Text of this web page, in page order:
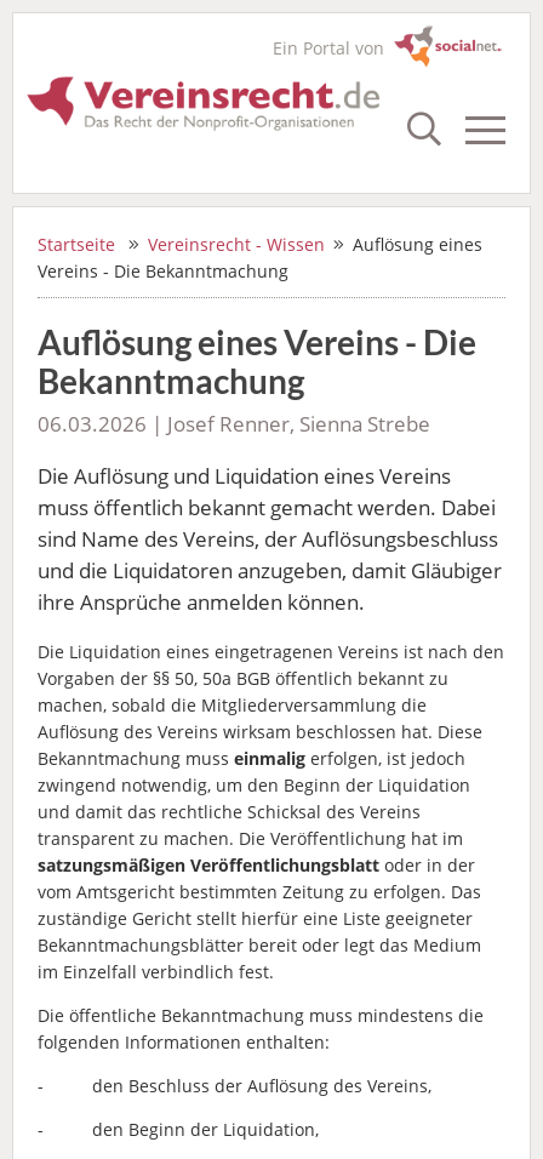
Ein Portal von
Startseite Vereinsrecht - Wissen
Auflösung eines
Vereins - Die Bekanntmachung
Auflösung eines Vereins - Die
Bekanntmachung
06.03.2026 | Josef Renner, Sienna Strebe
Die Auflösung und Liquidation eines Vereins
muss öffentlich bekannt gemacht werden. Dabei
sind Name des Vereins, der Auflösungsbeschluss
und die Liquidatoren anzugeben, damit Gläubiger
ihre Ansprüche anmelden können.
Die Liquidation eines eingetragenen Vereins ist nach den
Vorgaben der §§ 50, 50a BGB öffentlich bekannt zu
machen, sobald die Mitgliederversammlung die
Auflösung des Vereins wirksam beschlossen hat. Diese
Bekanntmachung muss einmalig erfolgen, ist jedoch
zwingend notwendig, um den Beginn der Liquidation
und damit das rechtliche Schicksal des Vereins
transparent zu machen. Die Veröffentlichung hat im
satzungsmäßigen Veröffentlichungsblatt oder in der
vom Amtsgericht bestimmten Zeitung zu erfolgen. Das
zuständige Gericht stellt hierfür eine Liste geeigneter
Bekanntmachungsblätter bereit oder legt das Medium
im Einzelfall verbindlich fest.
Die öffentliche Bekanntmachung muss mindestens die
folgenden Informationen enthalten:
- den Beschluss der Auflösung des Vereins,
- den Beginn der Liquidation,